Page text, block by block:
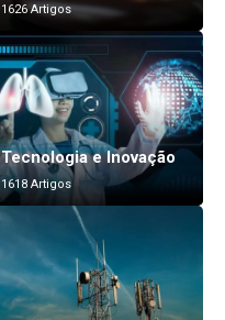
1626 Artigos
Tecnologia e Inovação
1618 Artigos